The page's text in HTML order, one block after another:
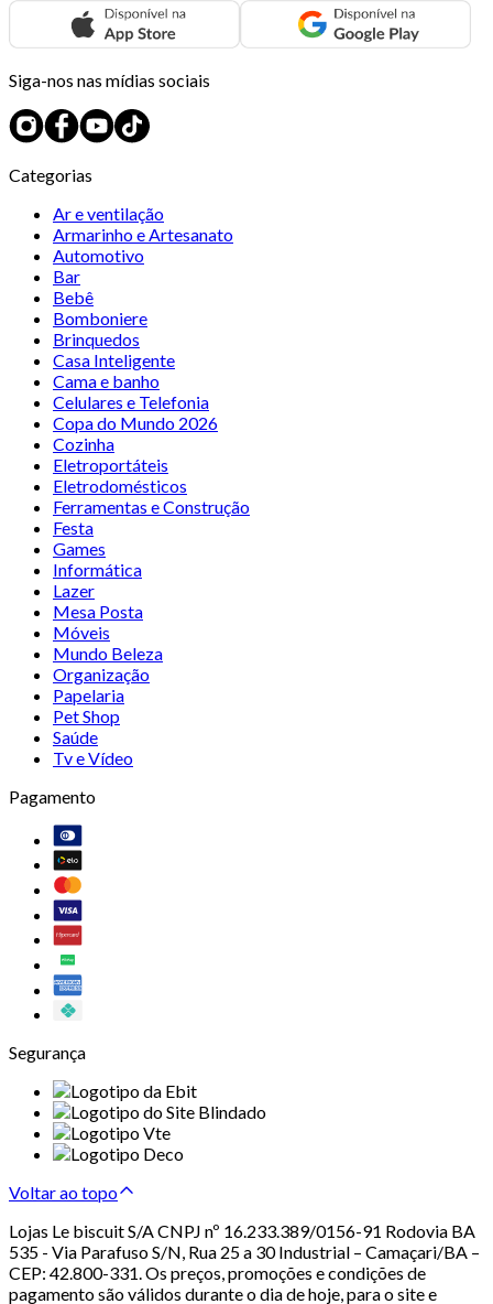
Siga-nos nas mídias sociais
Categorias
Ar e ventilação
Armarinho e Artesanato
Automotivo
Bar
Bebê
Bomboniere
Brinquedos
Casa Inteligente
Cama e banho
Celulares e Telefonia
Copa do Mundo 2026
Cozinha
Eletroportáteis
Eletrodomésticos
Ferramentas e Construção
Festa
Games
Informática
Lazer
Mesa Posta
Móveis
Mundo Beleza
Organização
Papelaria
Pet Shop
Saúde
Tv e Vídeo
Pagamento
Segurança
Voltar ao topo
Lojas Le biscuit S/A CNPJ nº 16.233.389/0156-91 Rodovia BA
535 - Via Parafuso S/N, Rua 25 a 30 Industrial – Camaçari/BA –
CEP: 42.800-331. Os preços, promoções e condições de
pagamento são válidos durante o dia de hoje, para o site e